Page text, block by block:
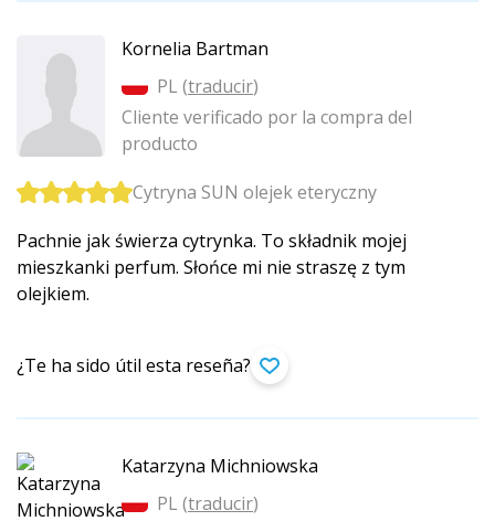
Kornelia Bartman
PL (traducir)
Cliente verificado por la compra del
producto
Cytryna SUN olejek eteryczny
Pachnie jak świerza cytrynka. To składnik mojej
mieszkanki perfum. Słońce mi nie straszę z tym
olejkiem.
¿Te ha sido útil esta reseña?
Katarzyna Michniowska
PL (traducir)